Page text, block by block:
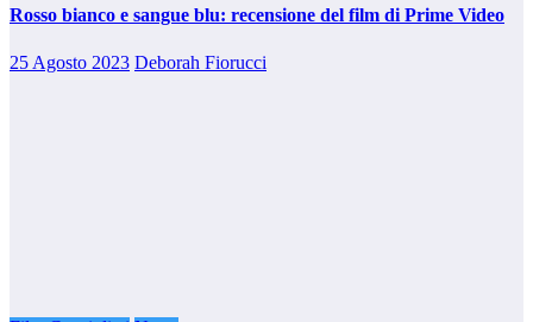
Rosso bianco e sangue blu: recensione del film di Prime Video
25 Agosto 2023 Deborah Fiorucci